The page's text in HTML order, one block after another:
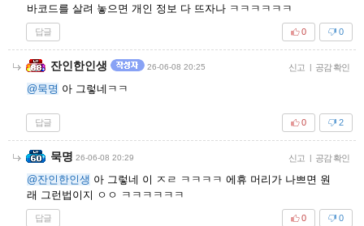
바코드를 살려 놓으면 개인 정보 다 뜨자나 ㅋㅋㅋㅋㅋㅋ
답글 0
0
잔인한인생 26-06-08 20:25 신고 | 공감 확인
@묵명 아 그렇네ㅋㅋ
답글 2
0
묵명 26-06-08 20:29 신고 | 공감 확인
@잔인한인생 아 그렇네 이 ㅈㄹ ㅋㅋㅋㅋ 에휴 머리가 나쁘면 원
래 그런법이지 ㅇㅇ ㅋㅋㅋㅋㅋㅋ
답글 0
0